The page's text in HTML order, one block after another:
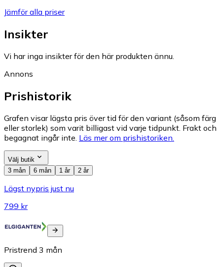
Jämför alla priser
Insikter
Vi har inga insikter för den här produkten ännu.
Annons
Prishistorik
Grafen visar lägsta pris över tid för den variant (såsom färg
eller storlek) som varit billigast vid varje tidpunkt. Frakt och
begagnat ingår inte. Läs mer om prishistoriken.
Välj butik
3 mån
6 mån 1 år 2 år
Lägst nypris just nu
799 kr
Pristrend 3 mån